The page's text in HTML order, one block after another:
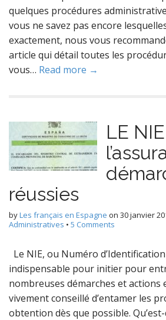
quelques procédures
vous ne savez pas encore
exactement, nous vous
article qui détail toutes les
vous… Read more →
LE
réussies
byLes français en Espagne on 30 janvier
Administratives • 5 Comments
Le NIE, ou Numéro
indispensable pour initier pour
nombreuses démarches et actions
vivement conseillé d’entamer les
obtention dès que possible.